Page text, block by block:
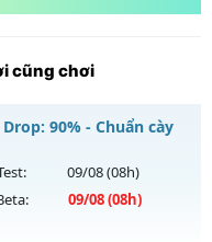
cũng chơi
90% - Chuẩn cày
09/08(08h)
09/08(08h)